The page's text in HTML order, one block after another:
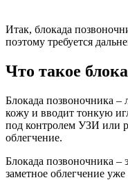
Итак, блокада
поэтому требуется
Что такое
Блокада позвоночника –
кожу и вводит тонкую
под контролем УЗИ или
облегчение.
Блокада позвоночника –
заметное облегчение